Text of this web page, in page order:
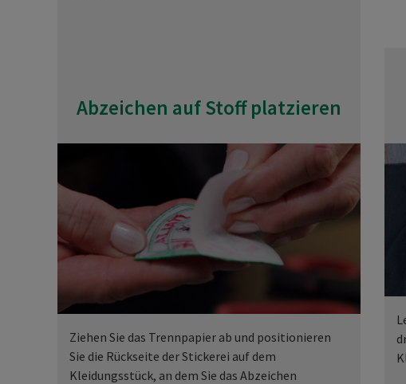
Abzeichen auf Stoff platzieren
Ziehen Sie das Trennpapier ab und positionieren
Sie die Rückseite der Stickerei auf dem
Kleidungsstück, an dem Sie das Abzeichen